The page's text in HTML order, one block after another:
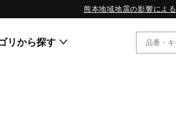
熊本地域地震の影響によ
リから探す